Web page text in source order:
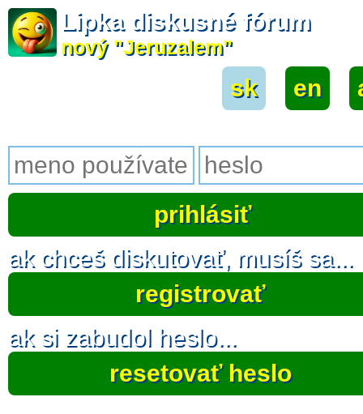
Lipka diskusné fórum
nový "Jeruzalem"
sk en
ak chceš diskutovať, musíš sa...
registrovať
ak si zabudol heslo...
resetovať heslo